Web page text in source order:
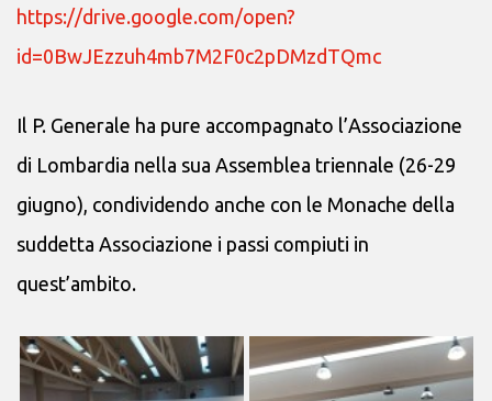
https://drive.google.com/open?
id=0BwJEzzuh4mb7M2F0c2pDMzdTQmc
Il P. Generale ha pure accompagnato l’Associazione
di Lombardia nella sua Assemblea triennale (26-29
giugno), condividendo anche con le Monache della
suddetta Associazione i passi compiuti in
quest’ambito.